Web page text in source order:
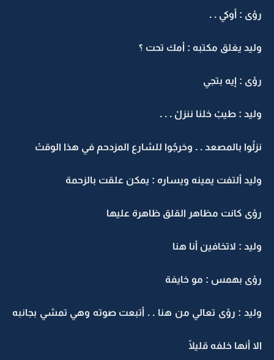
رؤى : أوكي . .
وليد يغلق مكتبه : أمك تحت ؟
رؤى : إيه بتجي
وليد : طيبْ خلنا ننزلْ . . .
نزلُوا بالمصعد . . وخرجُوا للشارع المزدحم في هذا الوقتْ
وليد ألتفت يمينه ويساره : يمكن علقت بالزحمة
رؤى كانت مظاهر القلق ظاهرة عليها
وليد : لاتخافين أنا هنا
رؤى بهمس : مو خايفة
وليد : رؤى تعالي من هنا . . أتبعت صوته وهي تمشي بجانبه
الا أنها خلفه قليلًا